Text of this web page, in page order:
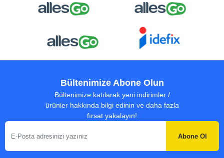
Bültenimize Abone Olun
Bültenimize katılarak yeni indirimler /
ürünler hakkında bilgi edinin ve daha fazla
fırsat yakalayın!
Abone Ol